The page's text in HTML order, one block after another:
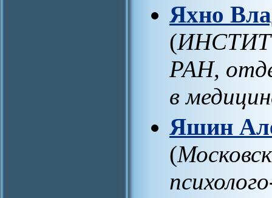
Яхно
(
РАН,
в
Яшин
(